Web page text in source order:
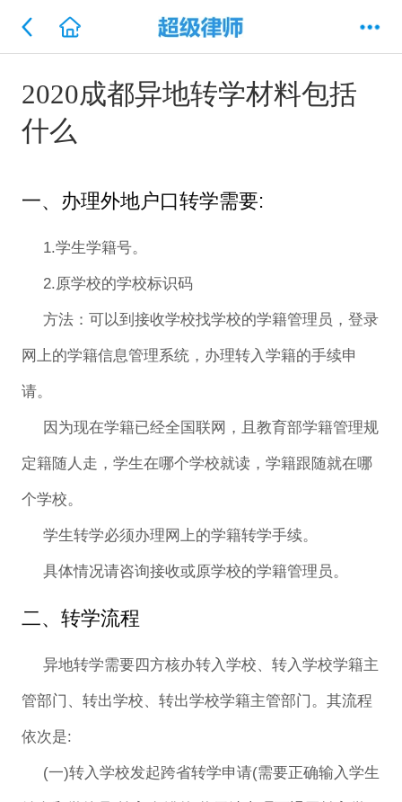
2020成都异地转学材料包括
什么
一、办理外地户口转学需要:
1.学生学籍号。
2.原学校的学校标识码
方法：可以到接收学校找学校的学籍管理员，登录
网上的学籍信息管理系统，办理转入学籍的手续申
请。
因为现在学籍已经全国联网，且教育部学籍管理规
定籍随人走，学生在哪个学校就读，学籍跟随就在哪
个学校。
学生转学必须办理网上的学籍转学手续。
具体情况请咨询接收或原学校的学籍管理员。
二、转学流程
异地转学需要四方核办转入学校、转入学校学籍主
管部门、转出学校、转出学校学籍主管部门。其流程
依次是:
(一)转入学校发起跨省转学申请(需要正确输入学生